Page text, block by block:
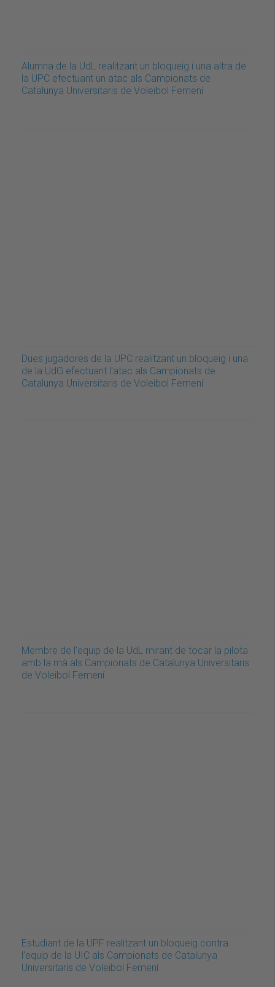
Alumna de la UdL realitzant un bloqueig i una altra de
la UPC efectuant un atac als Campionats de
Catalunya Universitaris de Voleibol Femení
Dues jugadores de la UPC realitzant un bloqueig i una
de la UdG efectuant l'atac als Campionats de
Catalunya Universitaris de Voleibol Femení
Membre de l'equip de la UdL mirant de tocar la pilota
amb la mà als Campionats de Catalunya Universitaris
de Voleibol Femení
Estudiant de la UPF realitzant un bloqueig contra
l'equip de la UIC als Campionats de Catalunya
Universitaris de Voleibol Femení